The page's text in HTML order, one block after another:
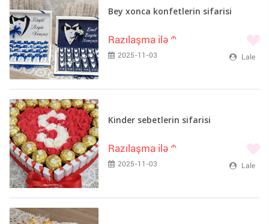
Bey xonca konfetlerin sifarisi
Razılaşma ilə m
2025-11-03 Lale
Kinder sebetlerin sifarisi
Razılaşma ilə m
2025-11-03 Lale